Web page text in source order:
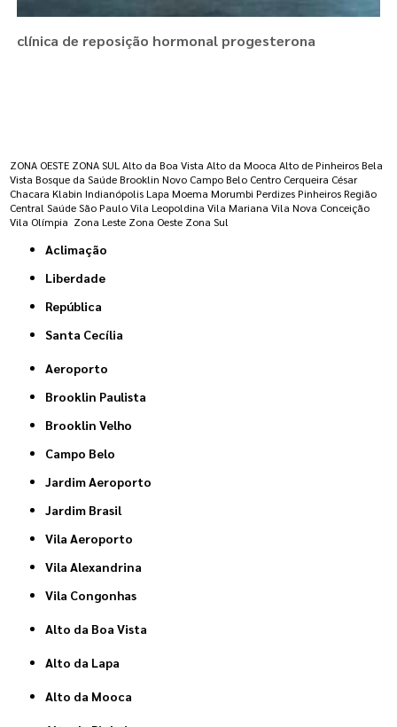
clínica de reposição hormonal progesterona
ZONA OESTE ZONA SUL Alto da Boa Vista Alto da Mooca Alto de Pinheiros Bela
Vista Bosque da Saúde Brooklin Novo Campo Belo Centro Cerqueira César
Chacara Klabin Indianópolis Lapa Moema Morumbi Perdizes Pinheiros Região
Central Saúde São Paulo Vila Leopoldina Vila Mariana Vila Nova Conceição
Vila Olímpia Zona Leste Zona Oeste Zona Sul
Aclimação
Liberdade
República
Santa Cecília
Aeroporto
Brooklin Paulista
Brooklin Velho
Campo Belo
Jardim Aeroporto
Jardim Brasil
Vila Aeroporto
Vila Alexandrina
Vila Congonhas
Alto da Boa Vista
Alto da Lapa
Alto da Mooca